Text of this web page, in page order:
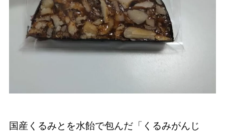
国産くるみとを水飴で包んだ「くるみがんじ